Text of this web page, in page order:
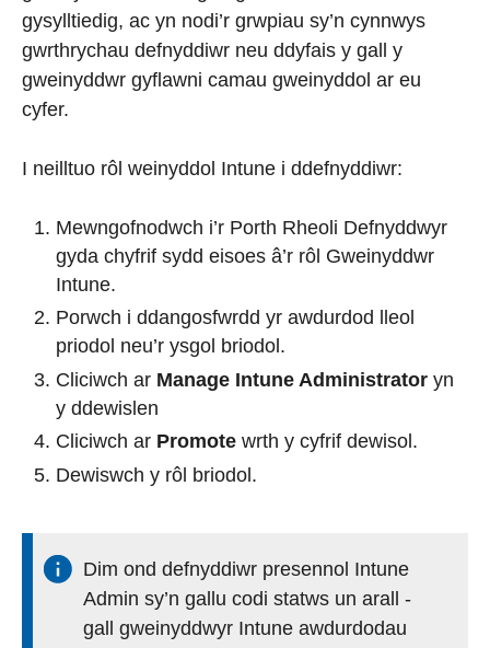
gysylltiedig, ac yn nodi’r grwpiau sy’n cynnwys
gwrthrychau defnyddiwr neu ddyfais y gall y
gweinyddwr gyflawni camau gweinyddol ar eu
cyfer.
I neilltuo rôl weinyddol Intune i ddefnyddiwr:
Mewngofnodwch i’r Porth Rheoli Defnyddwyr
gyda chyfrif sydd eisoes â’r rôl Gweinyddwr
Intune.
Porwch i ddangosfwrdd yr awdurdod lleol
priodol neu’r ysgol briodol.
Cliciwch ar Manage Intune Administrator yn
y ddewislen
Cliciwch ar Promote wrth y cyfrif dewisol.
Dewiswch y rôl briodol.
Dim ond defnyddiwr presennol Intune
Admin sy’n gallu codi statws un arall -
gall gweinyddwyr Intune awdurdodau